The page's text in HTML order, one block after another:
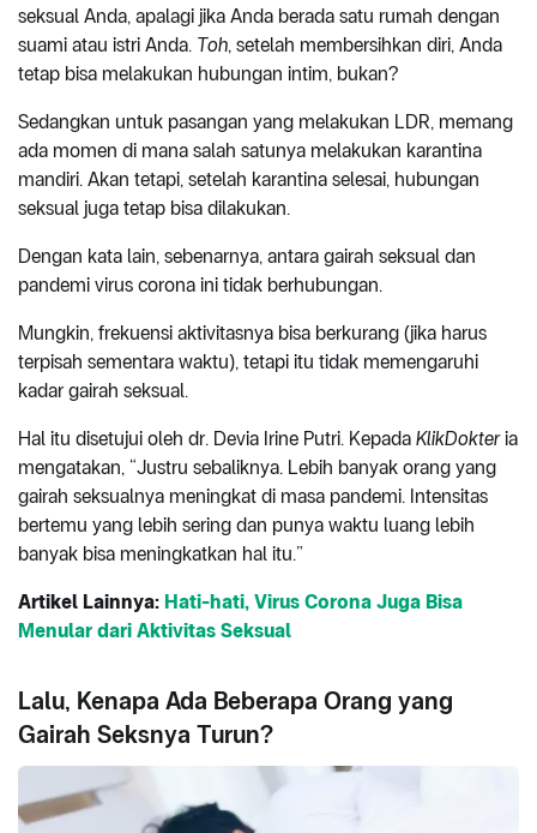
seksual Anda, apalagi jika Anda berada satu rumah dengan
suami atau istri Anda. Toh, setelah membersihkan diri, Anda
tetap bisa melakukan hubungan intim, bukan?
Sedangkan untuk pasangan yang melakukan LDR, memang
ada momen di mana salah satunya melakukan karantina
mandiri. Akan tetapi, setelah karantina selesai, hubungan
seksual juga tetap bisa dilakukan.
Dengan kata lain, sebenarnya, antara gairah seksual dan
pandemi virus corona ini tidak berhubungan.
Mungkin, frekuensi aktivitasnya bisa berkurang (jika harus
terpisah sementara waktu), tetapi itu tidak memengaruhi
kadar gairah seksual.
Hal itu disetujui oleh dr. Devia Irine Putri. Kepada KlikDokteria
mengatakan, “Justru sebaliknya. Lebih banyak orang yang
gairah seksualnya meningkat di masa pandemi. Intensitas
bertemu yang lebih sering dan punya waktu luang lebih
banyak bisa meningkatkan hal itu.”
Artikel Lainnya: Hati-hati, Virus Corona Juga Bisa
Menular dari Aktivitas Seksual
Lalu, Kenapa Ada Beberapa Orang yang
Gairah Seksnya Turun?